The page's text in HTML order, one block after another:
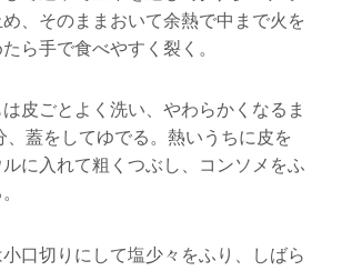
、そのままおいて余熱で中まで火を
ら手で食べやすく裂く。
は皮ごとよく洗い、やわらかくなるま
、蓋をしてゆでる。熱いうちに皮を
に入れて粗くつぶし、コンソメをふ
口切りにして塩少々をふり、しばら